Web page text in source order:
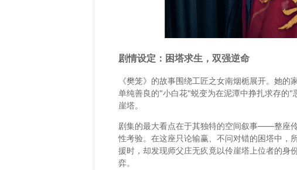
剧情设定：困塔求生，双强逆命
《樊笼》的故事围绕工匠之女南烟栀展开。她
单纯善良的"小白花"蜕变为在泥潭中挣扎求存的
崖塔。
剧集的最大看点在于其独特的空间叙事——整座
性考验。在这座只论输赢、不问对错的困塔中，
援时，却发现师父庄无疚竟以伶崖塔上位者的身
弈。